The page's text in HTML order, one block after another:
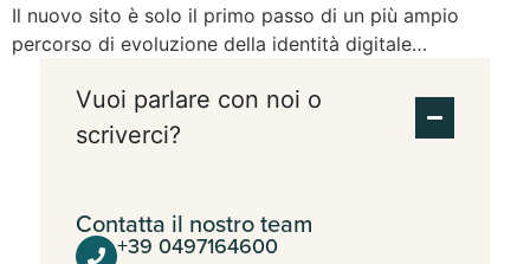
Il nuovo sito è solo il primo passo di un più ampio
percorso di evoluzione della identità digitale…
Vuoi parlare con noi o
scriverci?
Contatta il nostro team
+39 0497164600